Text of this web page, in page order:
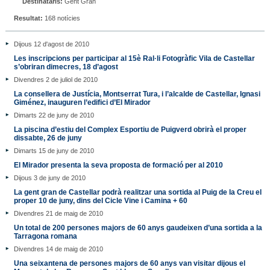
Resultat: 168 notícies
Dijous 12 d'agost de 2010
Les inscripcions per participar al 15è Ral·li Fotogràfic Vila de Castellar
s’obriran dimecres, 18 d’agost
Divendres 2 de juliol de 2010
La consellera de Justícia, Montserrat Tura, i l’alcalde de Castellar, Ignasi
Giménez, inauguren l’edifici d’El Mirador
Dimarts 22 de juny de 2010
La piscina d’estiu del Complex Esportiu de Puigverd obrirà el proper
dissabte, 26 de juny
Dimarts 15 de juny de 2010
El Mirador presenta la seva proposta de formació per al 2010
Dijous 3 de juny de 2010
La gent gran de Castellar podrà realitzar una sortida al Puig de la Creu el
proper 10 de juny, dins del Cicle Vine i Camina + 60
Divendres 21 de maig de 2010
Un total de 200 persones majors de 60 anys gaudeixen d’una sortida a la
Tarragona romana
Divendres 14 de maig de 2010
Una seixantena de persones majors de 60 anys van visitar dijous el